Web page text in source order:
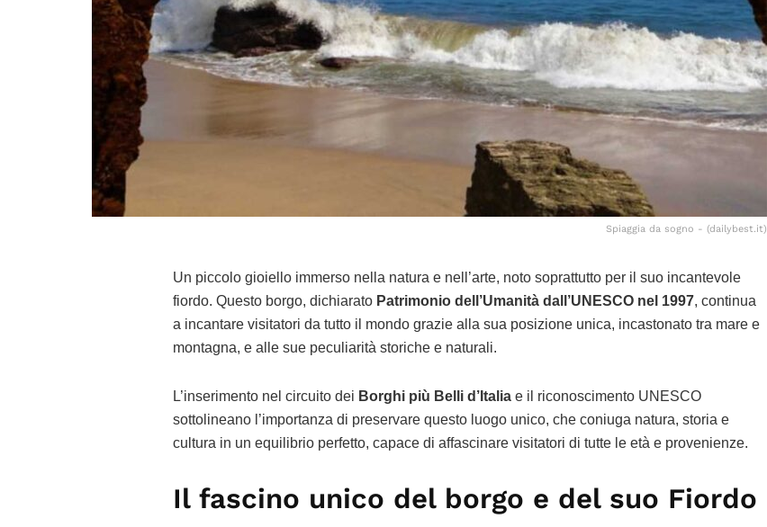
Spiaggia da sogno - (dailybest.it)
Un piccolo gioiello immerso nella natura e nell’arte, noto soprattutto per il suo incantevole
fiordo. Questo borgo, dichiarato Patrimonio dell’Umanità dall’UNESCO nel 1997, continua
a incantare visitatori da tutto il mondo grazie alla sua posizione unica, incastonato tra mare e
montagna, e alle sue peculiarità storiche e naturali.
L’inserimento nel circuito dei Borghi più Belli d’Italia e il riconoscimento UNESCO
sottolineano l’importanza di preservare questo luogo unico, che coniuga natura, storia e
cultura in un equilibrio perfetto, capace di affascinare visitatori di tutte le età e provenienze.
Il fascino unico del borgo e del suo Fiordo